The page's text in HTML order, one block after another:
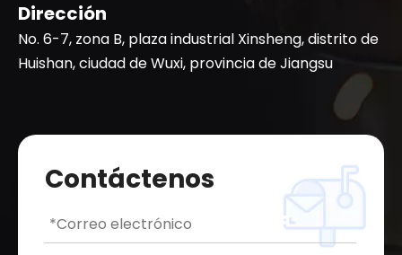
Dirección
No. 6-7, zona B, plaza industrial Xinsheng, distrito de
Huishan, ciudad de Wuxi, provincia de Jiangsu
Contáctenos